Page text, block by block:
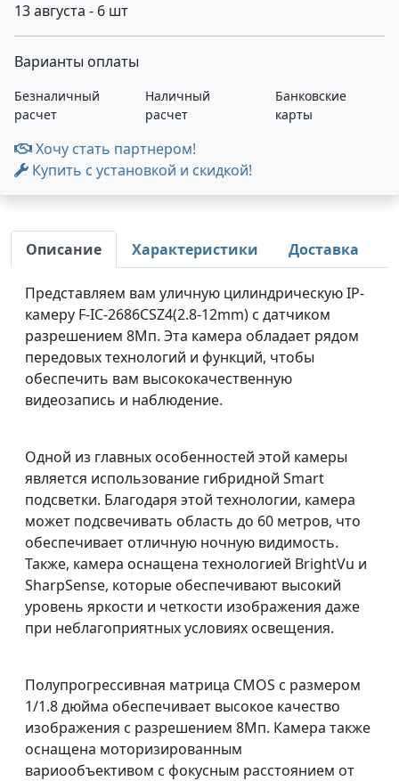
13 августа - 6 шт
Варианты оплаты
Безналичный
расчет
Наличный
расчет
Банковские
карты
Хочу стать партнером!
Купить с установкой и скидкой!
Описание Характеристики Доставка
Представляем вам уличную цилиндрическую IP-
камеру F-IC-2686CSZ4(2.8-12mm) с датчиком
разрешением 8Мп. Эта камера обладает рядом
передовых технологий и функций, чтобы
обеспечить вам высококачественную
видеозапись и наблюдение.
Одной из главных особенностей этой камеры
является использование гибридной Smart
подсветки. Благодаря этой технологии, камера
может подсвечивать область до 60 метров, что
обеспечивает отличную ночную видимость.
Также, камера оснащена технологией BrightVu и
SharpSense, которые обеспечивают высокий
уровень яркости и четкости изображения даже
при неблагоприятных условиях освещения.
Полупрогрессивная матрица CMOS с размером
1/1.8 дюйма обеспечивает высокое качество
изображения с разрешением 8Мп. Камера также
оснащена моторизированным
вариообъективом с фокусным расстоянием от